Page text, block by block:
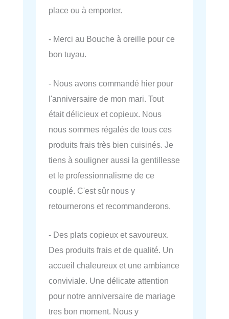
place ou à emporter.
- Merci au Bouche à oreille pour ce
bon tuyau.
- Nous avons commandé hier pour
l'anniversaire de mon mari. Tout
était délicieux et copieux. Nous
nous sommes régalés de tous ces
produits frais très bien cuisinés. Je
tiens à souligner aussi la gentillesse
et le professionnalisme de ce
couplé. C'est sûr nous y
retournerons et recommanderons.
- Des plats copieux et savoureux.
Des produits frais et de qualité. Un
accueil chaleureux et une ambiance
conviviale. Une délicate attention
pour notre anniversaire de mariage
tres bon moment. Nous y